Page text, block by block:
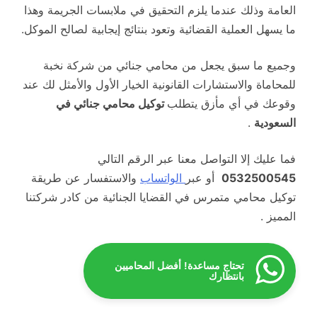
العامة وذلك عندما يلزم التحقيق في ملابسات الجريمة وهذا
ما يسهل العملية القضائية وتعود بنتائج إيجابية لصالح الموكل.
وجميع ما سبق يجعل من محامي جنائي من شركة نخبة
للمحاماة والاستشارات القانونية الخيار الأول والأمثل لك عند
وقوعك في أي مأزق يتطلب توكيل محامي جنائي في
السعودية .
فما عليك إلا التواصل معنا عبر الرقم التالي
0532500545 أو عبر الواتساب والاستفسار عن طريقة
توكيل محامي متمرس في القضايا الجنائية من كادر شركتنا
المميز .
تحتاج مساعدة! أفضل المحاميين
بانتظارك